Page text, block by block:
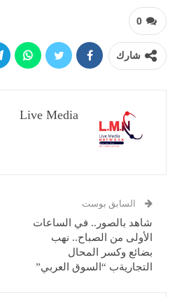
0
شارك
Live Media
السابق بوست
شاهد بالصور.. في الساعات
الأولى من الصباح.. نهب
بضائع وكسر المحال
التجاريةب “السوق العربي”